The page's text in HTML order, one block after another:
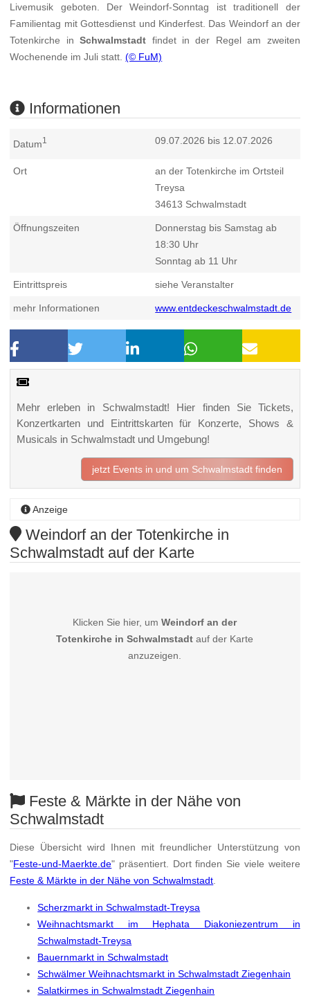
Livemusik geboten. Der Weindorf-Sonntag ist traditionell der
Familientag mit Gottesdienst und Kinderfest. Das Weindorf an der
Totenkirche inSchwalmstadt findet in der Regel am zweiten
Wochenende im Juli statt.(© FuM)
Informationen
Datum1 09.07.2026 bis 12.07.2026
Ort
an der Totenkirche im Ortsteil
Treysa
34613 Schwalmstadt
Öffnungszeiten
Donnerstag bis Samstag ab
18:30 Uhr
Sonntag ab 11 Uhr
Eintrittspreis siehe Veranstalter
mehr Informationen www.entdeckeschwalmstadt.de
Mehr erleben in Schwalmstadt! Hier finden Sie Tickets,
Konzertkarten und Eintrittskarten für Konzerte, Shows &
Musicals in Schwalmstadt und Umgebung!
jetzt Events in und um Schwalmstadt finden
Anzeige
Weindorf an der Totenkirche in
Schwalmstadt auf der Karte
Klicken Sie hier, umWeindorf an der
Totenkirche in Schwalmstadt auf der Karte
anzuzeigen.
Feste & Märkte in der Nähe von
Schwalmstadt
Diese Übersicht wird Ihnen mit freundlicher Unterstützung von
"Feste-und-Maerkte.de" präsentiert. Dort finden Sie viele weitere
Feste & Märkte in der Nähe von Schwalmstadt.
Scherzmarkt in Schwalmstadt-Treysa
Weihnachtsmarkt im Hephata Diakoniezentrum in
Schwalmstadt-Treysa
Bauernmarkt in Schwalmstadt
Schwälmer Weihnachtsmarkt in Schwalmstadt Ziegenhain
Salatkirmes in Schwalmstadt Ziegenhain